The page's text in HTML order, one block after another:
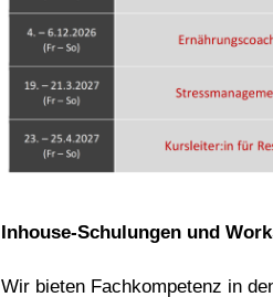
Inhouse-Schulungen und
Wir bieten Fachkompetenz in